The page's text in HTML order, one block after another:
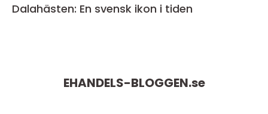
Dalahästen: En svensk ikon i tiden
EHANDELS-BLOGGEN.se